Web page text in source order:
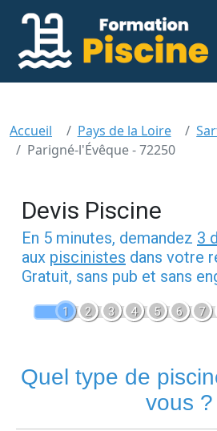
Accueil Pays de la Loire
Parigné-l'Évêque - 72250
Devis Piscine
En 5 minutes, demandez 3
aux piscinistes dans votre
Gratuit, sans pub et sans
1 2 3 4 5 6 7
Quel type de
vous ?